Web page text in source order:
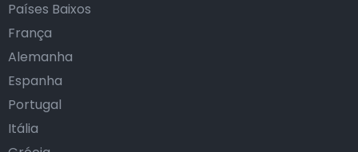
Países Baixos
França
Alemanha
Espanha
Portugal
Itália